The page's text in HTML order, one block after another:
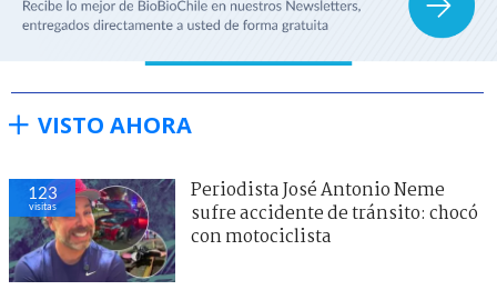
VISTO AHORA
123
visitas
Periodista José Antonio Neme
sufre accidente de tránsito: chocó
con motociclista